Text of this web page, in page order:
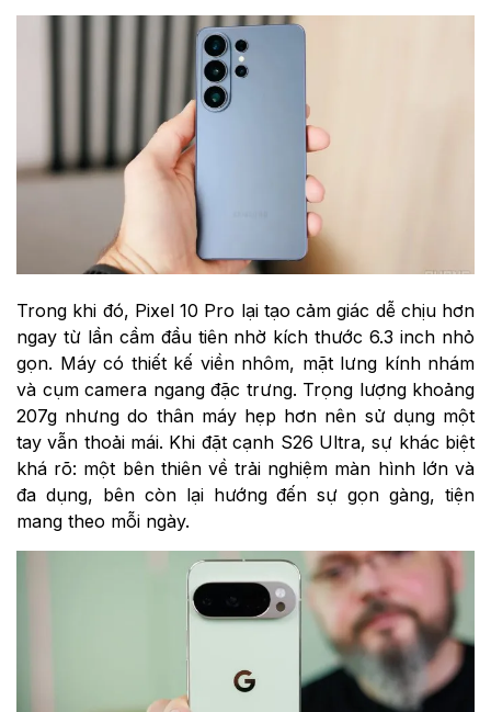
Trong khi đó, Pixel 10 Pro lại tạo cảm giác dễ chịu hơn
ngay từ lần cầm đầu tiên nhờ kích thước 6.3 inch nhỏ
gọn. Máy có thiết kế viền nhôm, mặt lưng kính nhám
và cụm camera ngang đặc trưng. Trọng lượng khoảng
207g nhưng do thân máy hẹp hơn nên sử dụng một
tay vẫn thoải mái. Khi đặt cạnh S26 Ultra, sự khác biệt
khá rõ: một bên thiên về trải nghiệm màn hình lớn và
đa dụng, bên còn lại hướng đến sự gọn gàng, tiện
mang theo mỗi ngày.